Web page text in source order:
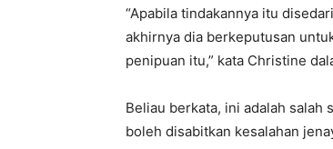
“Apabila tindakannya itu
akhirnya dia berkeputusan
penipuan itu,” kata Christine
Beliau berkata, ini adalah salah
boleh disabitkan kesalahan